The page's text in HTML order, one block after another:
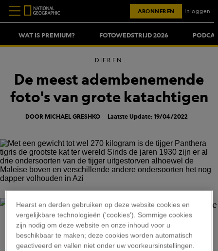
WAT IS PREMIUM? FOTOWEDSTRIJD 2026
ABONNEREN Inloggen
DIEREN
De meest adembenemende
foto's van grote katachtigen
DOOR MICHAEL GRESHKO Laatste Update: 19/04/2022
Hearst en derden gebruiken op deze website cookies en
vergelijkbare technologieën ('cookies'). Sommige cookies
zijn nodig om deze website en onze inhoud voor u
beschikbaar te maken; deze cookies worden automatisch
geactiveerd en vallen niet onder uw voorkeursinstellingen.